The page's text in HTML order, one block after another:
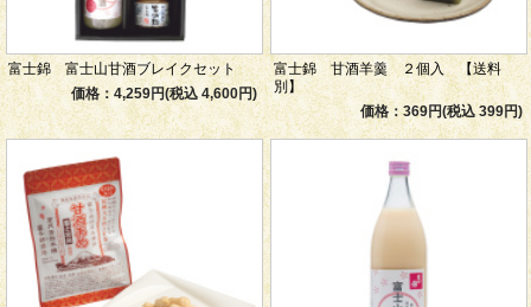
富士錦 富士山甘酒ブレイクセット
価格：4,259円(税込 4,600円)
富士錦 甘酒羊羹 ２個入 【送料
別】
価格：369円(税込 399円)